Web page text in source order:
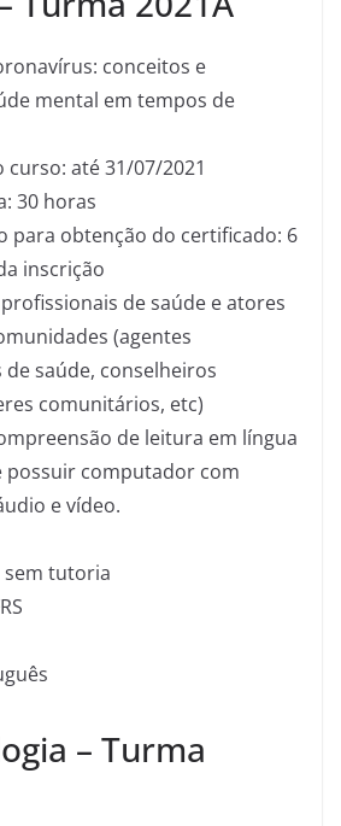
conceitos e
mental em tempos de
curso: até 31/07/2021
30 horas
para obtenção do certificado: 6
inscrição
de saúde e atores
(agentes
saúde, conselheiros
comunitários, etc)
de leitura em língua
possuir computador com
e vídeo.
sem tutoria
– Turma